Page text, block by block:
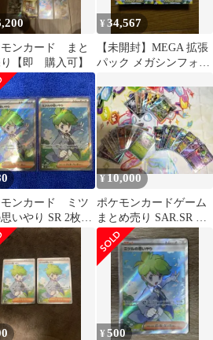
モンカード まと
【即 購入可】
¥34,567
【未開封】MEGA 拡張
パック メガシンフォニ
り)3BOX
モンカード ミツ
いやり SR 2枚セ
¥10,000
ポケモンカードゲーム
まとめ売り SAR.SR 入
り リーリエの決心ほ
か
¥500